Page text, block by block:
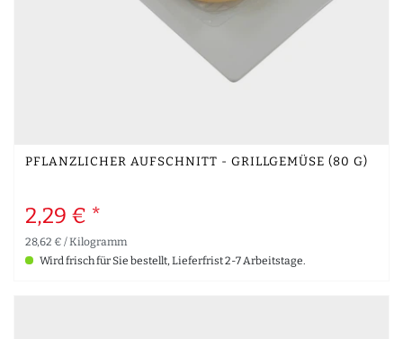
PFLANZLICHER AUFSCHNITT - GRILLGEMÜSE (80 G)
2,29 € *
28,62 € / Kilogramm
Wird frisch für Sie bestellt, Lieferfrist 2-7 Arbeitstage.